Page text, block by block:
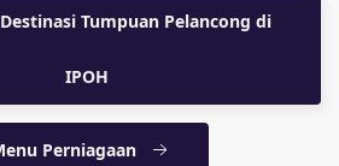
Tumpuan Pelancong di
IPOH
Perniagaan